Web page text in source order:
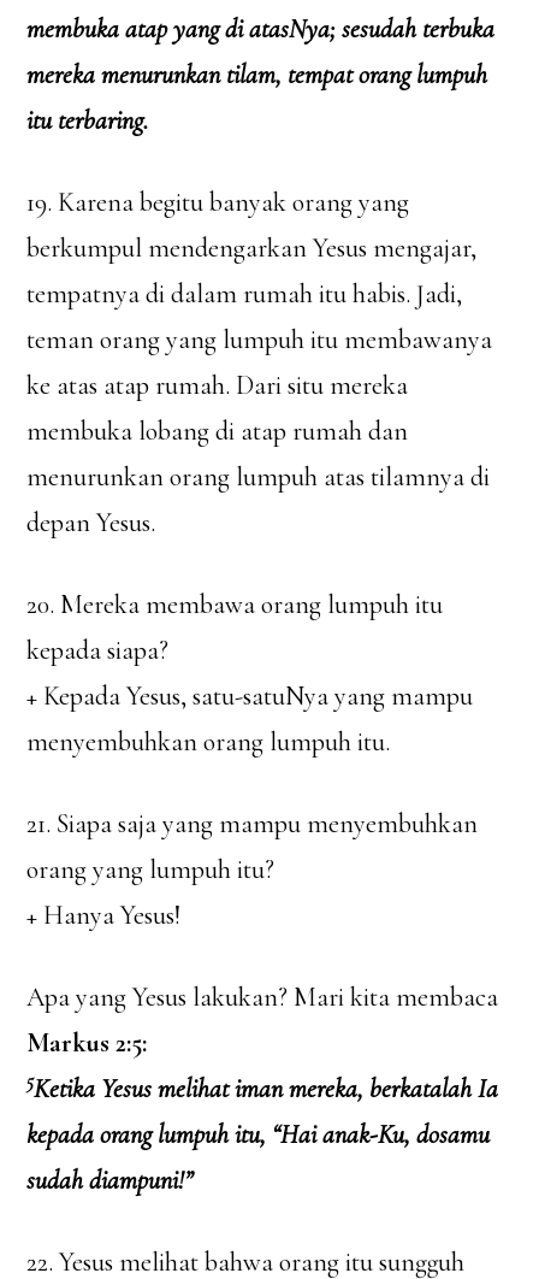
membuka atap yang di atasNya; sesudah terbuka
mereka menurunkan tilam, tempat orang lumpuh
itu terbaring.
19. Karena begitu banyak orang yang
berkumpul mendengarkan Yesus mengajar,
tempatnya di dalam rumah itu habis. Jadi,
teman orang yang lumpuh itu membawanya
ke atas atap rumah. Dari situ mereka
membuka lobang di atap rumah dan
menurunkan orang lumpuh atas tilamnya di
depan Yesus.
20. Mereka membawa orang lumpuh itu
kepada siapa?
+ Kepada Yesus, satu-satuNya yang mampu
menyembuhkan orang lumpuh itu.
21. Siapa saja yang mampu menyembuhkan
orang yang lumpuh itu?
+ Hanya Yesus!
Apa yang Yesus lakukan? Mari kita membaca
Markus 2:5:
5Ketika Yesus melihat iman mereka, berkatalah Ia
kepada orang lumpuh itu, “Hai anak-Ku, dosamu
sudah diampuni!”
22. Yesus melihat bahwa orang itu sungguh